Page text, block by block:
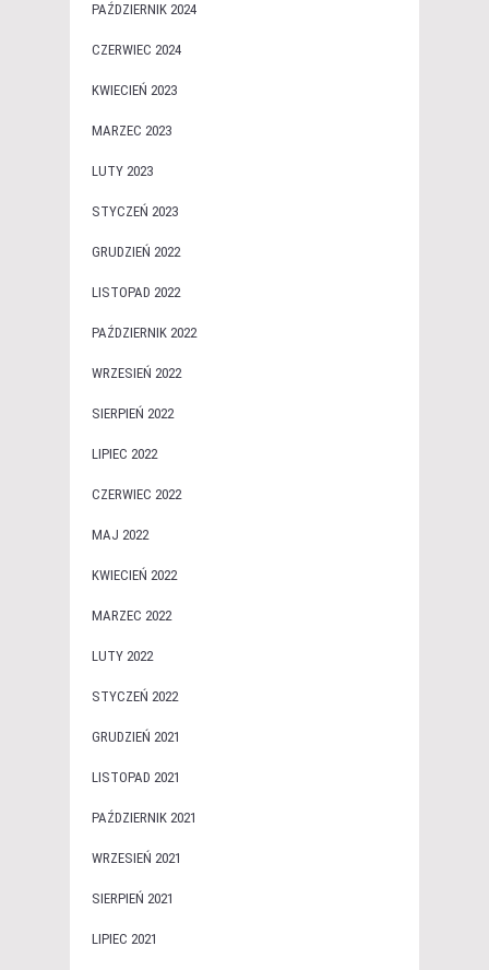
PAŹDZIERNIK 2024
CZERWIEC 2024
KWIECIEŃ 2023
MARZEC 2023
LUTY 2023
STYCZEŃ 2023
GRUDZIEŃ 2022
LISTOPAD 2022
PAŹDZIERNIK 2022
WRZESIEŃ 2022
SIERPIEŃ 2022
LIPIEC 2022
CZERWIEC 2022
MAJ 2022
KWIECIEŃ 2022
MARZEC 2022
LUTY 2022
STYCZEŃ 2022
GRUDZIEŃ 2021
LISTOPAD 2021
PAŹDZIERNIK 2021
WRZESIEŃ 2021
SIERPIEŃ 2021
LIPIEC 2021